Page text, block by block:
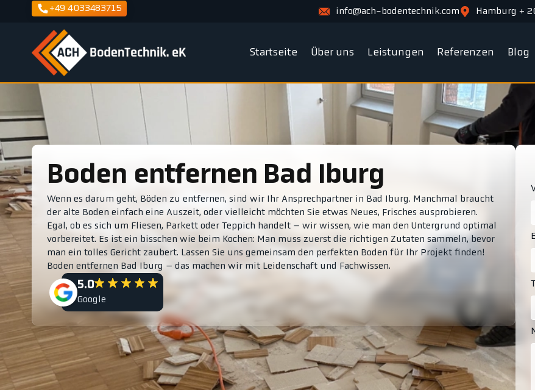
+49 4033483715 info@ach-bodentechnik.com Hamburg +
Startseite Über uns Leistungen Referenzen Blog
Boden entfernen Bad Iburg
Wenn es darum geht, Böden zu entfernen, sind wir Ihr Ansprechpartner in Bad Iburg. Manchmal braucht
der alte Boden einfach eine Auszeit, oder vielleicht möchten Sie etwas Neues, Frisches ausprobieren.
Egal, ob es sich um Fliesen, Parkett oder Teppich handelt – wir wissen, wie man den Untergrund optimal
vorbereitet. Es ist ein bisschen wie beim Kochen: Man muss zuerst die richtigen Zutaten sammeln, bevor
man ein tolles Gericht zaubert. Lassen Sie uns gemeinsam den perfekten Boden für Ihr Projekt finden!
Boden entfernen Bad Iburg – das machen wir mit Leidenschaft und Fachwissen.
5.0
Google